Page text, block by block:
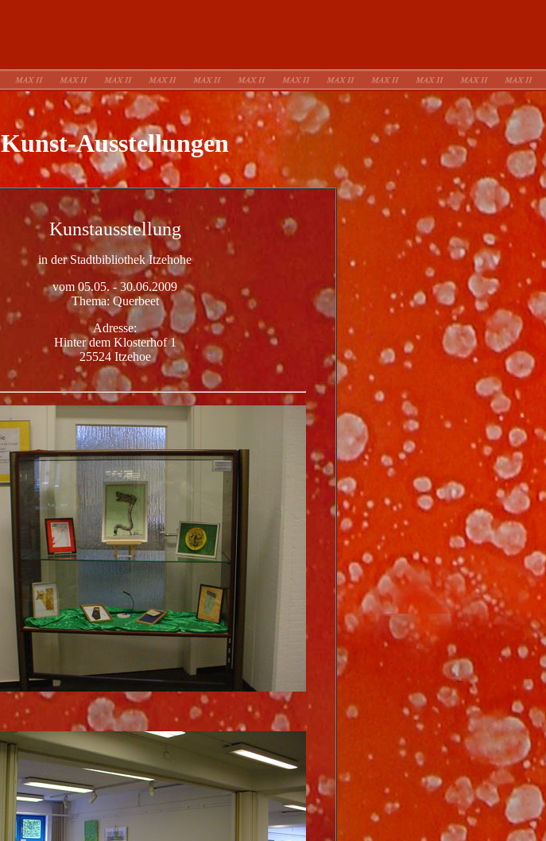
Kunst-Ausstellungen
Kunstausstellung
in der Stadtbibliothek Itzehohe
vom 05.05. - 30.06.2009
Thema: Querbeet
Adresse:
Hinter dem Klosterhof 1
25524 Itzehoe